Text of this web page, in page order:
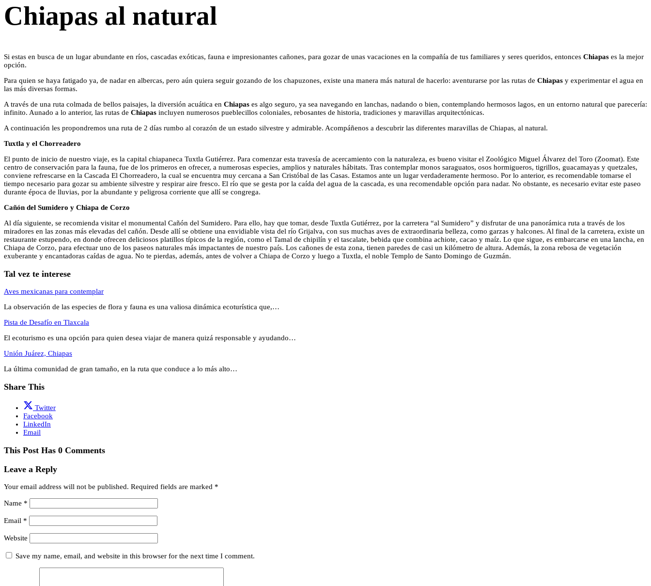
Chiapas al natural
Si estas en busca de un lugar abundante en ríos, cascadas exóticas, fauna e impresionantes cañones, para gozar de unas vacaciones en la compañía de tus familiares y seres queridos, entonces Chiapas es la mejor
opción.
Para quien se haya fatigado ya, de nadar en albercas, pero aún quiera seguir gozando de los chapuzones, existe una manera más natural de hacerlo: aventurarse por las rutas de Chiapas y experimentar el agua en
las más diversas formas.
A través de una ruta colmada de bellos paisajes, la diversión acuática en Chiapas es algo seguro, ya sea navegando en lanchas, nadando o bien, contemplando hermosos lagos, en un entorno natural que parecería:
infinito. Aunado a lo anterior, las rutas de Chiapas incluyen numerosos pueblecillos coloniales, rebosantes de historia, tradiciones y maravillas arquitectónicas.
A continuación les propondremos una ruta de 2 días rumbo al corazón de un estado silvestre y admirable. Acompáñenos a descubrir las diferentes maravillas de Chiapas, al natural.
Tuxtla y el Chorreadero
El punto de inicio de nuestro viaje, es la capital chiapaneca Tuxtla Gutiérrez. Para comenzar esta travesía de acercamiento con la naturaleza, es bueno visitar el Zoológico Miguel Álvarez del Toro (Zoomat). Este
centro de conservación para la fauna, fue de los primeros en ofrecer, a numerosas especies, amplios y naturales hábitats. Tras contemplar monos saraguatos, osos hormigueros, tigrillos, guacamayas y quetzales,
conviene refrescarse en la Cascada El Chorreadero, la cual se encuentra muy cercana a San Cristóbal de las Casas. Estamos ante un lugar verdaderamente hermoso. Por lo anterior, es recomendable tomarse el
tiempo necesario para gozar su ambiente silvestre y respirar aire fresco. El río que se gesta por la caída del agua de la cascada, es una recomendable opción para nadar. No obstante, es necesario evitar este paseo
durante época de lluvias, por la abundante y peligrosa corriente que allí se congrega.
Cañón del Sumidero y Chiapa de Corzo
Al día siguiente, se recomienda visitar el monumental Cañón del Sumidero. Para ello, hay que tomar, desde Tuxtla Gutiérrez, por la carretera “al Sumidero” y disfrutar de una panorámica ruta a través de los
miradores en las zonas más elevadas del cañón. Desde allí se obtiene una envidiable vista del río Grijalva, con sus muchas aves de extraordinaria belleza, como garzas y halcones. Al final de la carretera, existe un
restaurante estupendo, en donde ofrecen deliciosos platillos típicos de la región, como el Tamal de chipilín y el tascalate, bebida que combina achiote, cacao y maíz. Lo que sigue, es embarcarse en una lancha, en
Chiapa de Corzo, para efectuar uno de los paseos naturales más impactantes de nuestro país. Los cañones de esta zona, tienen paredes de casi un kilómetro de altura. Además, la zona rebosa de vegetación
exuberante y encantadoras caídas de agua. No te pierdas, además, antes de volver a Chiapa de Corzo y luego a Tuxtla, el noble Templo de Santo Domingo de Guzmán.
Tal vez te interese
Aves mexicanas para contemplar
La observación de las especies de flora y fauna es una valiosa dinámica ecoturística que,…
Pista de Desafío en Tlaxcala
El ecoturismo es una opción para quien desea viajar de manera quizá responsable y ayudando…
Unión Juárez, Chiapas
La última comunidad de gran tamaño, en la ruta que conduce a lo más alto…
Share This
Twitter
Facebook
LinkedIn
Email
This Post Has 0 Comments
Leave a Reply
Your email address will not be published. Required fields are marked *
Name *
Email *
Website
Save my name, email, and website in this browser for the next time I comment.